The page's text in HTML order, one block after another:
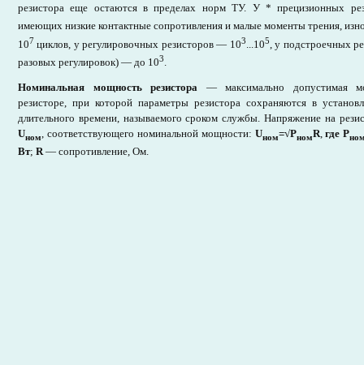
резистора еще остаются в пределах норм ТУ. У * прецизионных
имеющих низкие контактные сопротивления и малые моменты трения,
107 циклов, у регулировочных резисторов — 103 ...105 , у подстроечных
разовых регулировок) — до 103.
Номинальная мощность резистора — максимально допустимая
резисторе, при которой параметры резистора сохраняются в
длительного времени, называемого сроком службы. Напряжение на
Uном, соответствующего номинальной мощности: Uном=√РномR,где Р
Вт; R — сопротивление, Ом.